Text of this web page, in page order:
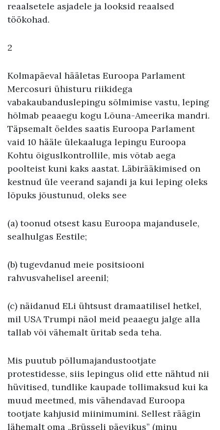
reaalsetele asjadele ja looksid reaalsed
töökohad.
2
Kolmapäeval hääletas Euroopa Parlament
Mercosuri ühisturu riikidega
vabakaubanduslepingu sõlmimise vastu, leping
hõlmab peaaegu kogu Lõuna-Ameerika mandri.
Täpsemalt öeldes saatis Euroopa Parlament
vaid 10 hääle ülekaaluga lepingu Euroopa
Kohtu õiguslkontrollile, mis võtab aega
poolteist kuni kaks aastat. Läbirääkimised on
kestnud üle veerand sajandi ja kui leping oleks
lõpuks jõustunud, oleks see
(a) toonud otsest kasu Euroopa majandusele,
sealhulgas Eestile;
(b) tugevdanud meie positsiooni
rahvusvahelisel areenil;
(c) näidanud ELi ühtsust dramaatilisel hetkel,
mil USA Trumpi näol meid peaaegu jalge alla
tallab või vähemalt üritab seda teha.
Mis puutub põllumajandustootjate
protestidesse, siis lepingus olid ette nähtud nii
hüvitised, tundlike kaupade tollimaksud kui ka
muud meetmed, mis vähendavad Euroopa
tootjate kahjusid miinimumini. Sellest räägin
lähemalt oma „Brüsseli päevikus” (minu